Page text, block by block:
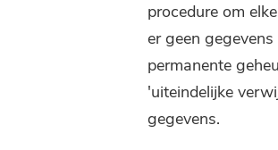
procedure om
er geen
permanente
'uiteindelijke
gegevens.